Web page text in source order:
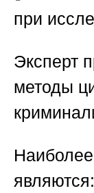
при
Эксперт
методы
являются: